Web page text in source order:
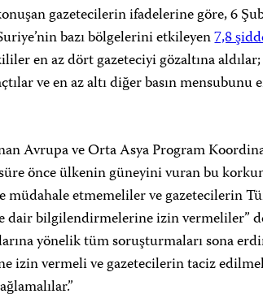
gazetecilerin ifadelerine göre, 6
bazı bölgelerini etkileyen7,8
en az dört gazeteciyi gözaltına
ve en az altı diğer basın mensubunu
Avrupa ve Orta Asya Program
önce ülkenin güneyini vuran bu
müdahale etmemeliler ve gazetecilerin
dair bilgilendirmelerine izin vermeliler”
yönelik tüm soruşturmaları sona
izin vermeli ve gazetecilerin taciz